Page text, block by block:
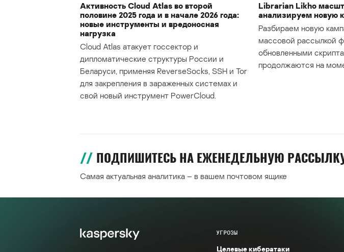
Активность Cloud Atlas во второй
половине 2025 года и в начале 2026 года:
новые инструменты и вредоносная
нагрузка
Cloud Atlas атакует госсектор и
дипломатические структуры России и
Беларуси, применяя ReverseSocks, SSH и Tor
для закрепления в зараженных системах и
свой новый инструмент PowerCloud.
Librarian Likho
анализируем новую
Разбираем новую
массовой рассылкой
обновленными
продолжаются на
ПОДПИШИТЕСЬ НА ЕЖЕНЕДЕЛЬНУЮ
Самая актуальная аналитика – в вашем почтовом ящике
УГРОЗЫ
Целевые кибератаки